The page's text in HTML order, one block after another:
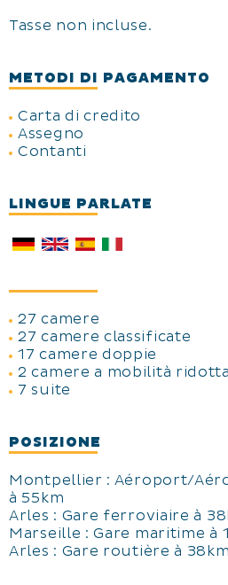
Tasse non incluse.
METODI DI PAGAMENTO
Carta di credito
Assegno
Contanti
LINGUE PARLATE
27 camere
27 camere classificate
17 camere doppie
2 camere a mobilità ridotta
7 suite
POSIZIONE
Montpellier : Aéroport/
à 55km
Arles : Gare ferroviaire à
Marseille : Gare maritime à
Arles : Gare routière à 38km